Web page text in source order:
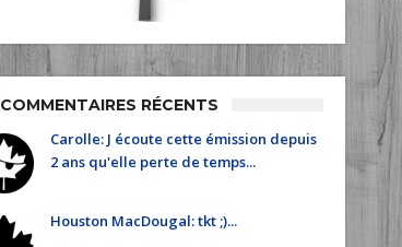
COMMENTAIRES RÉCENTS
Carolle: J écoute cette émission depuis
2 ans qu'elle perte de temps...
Houston MacDougal: tkt ;)...